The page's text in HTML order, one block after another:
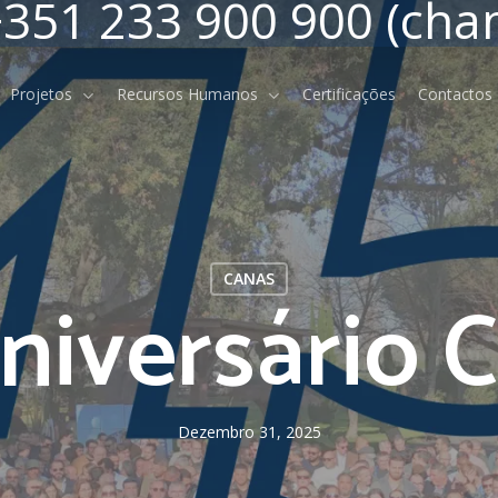
233 900 900
Indicadores Económicos e
Financeiros
Relatórios e Contas
Projetos Recursos Humanos Certificações Contactos
CANAS
Dezembro 31, 2025